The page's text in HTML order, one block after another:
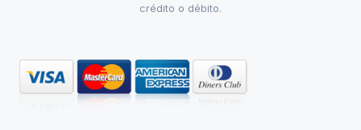
crédito o débito.